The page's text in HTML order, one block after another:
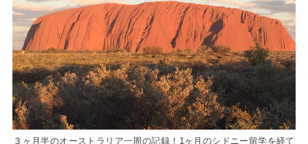
３ヶ月半のオーストラリア一周の記録！1ヶ月のシドニー留学を経て